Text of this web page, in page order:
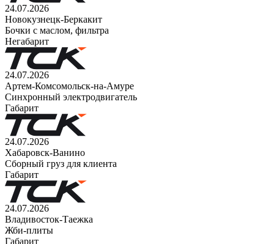
24.07.2026
Новокузнецк-Беркакит
Бочки с маслом, фильтра
Негабарит
24.07.2026
Артем-Комсомольск-на-Амуре
Синхронный электродвигатель
Габарит
24.07.2026
Хабаровск-Ванино
Сборный груз для клиента
Габарит
24.07.2026
Владивосток-Таежка
Жби-плиты
Габарит